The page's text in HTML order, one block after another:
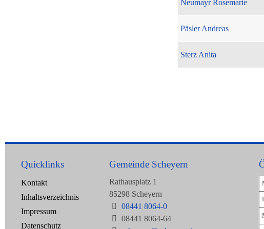
Neumayr Rosemarie
Päsler Andreas
Sterz Anita
Quicklinks
Kontakt
Inhaltsverzeichnis
Impressum
Datenschutz
Gemeinde Scheyern
Rathausplatz 1
85298 Scheyern
08441 8064-0
08441 8064-64